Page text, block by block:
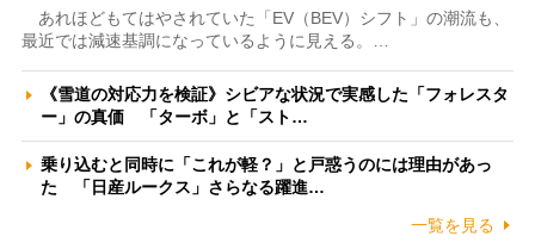
あれほどもてはやされていた「EV（BEV）シフト」の潮流も、
最近では減速基調になっているように見える。…
《雪道の対応力を検証》シビアな状況で実感した「フォレスタ
ー」の真価 「ターボ」と「スト…
乗り込むと同時に「これが軽？」と戸惑うのには理由があっ
た 「日産ルークス」さらなる躍進…
一覧を見る